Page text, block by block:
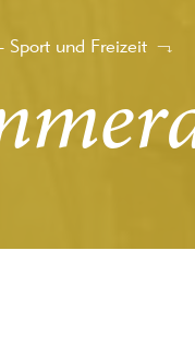
Sport und Freizeit